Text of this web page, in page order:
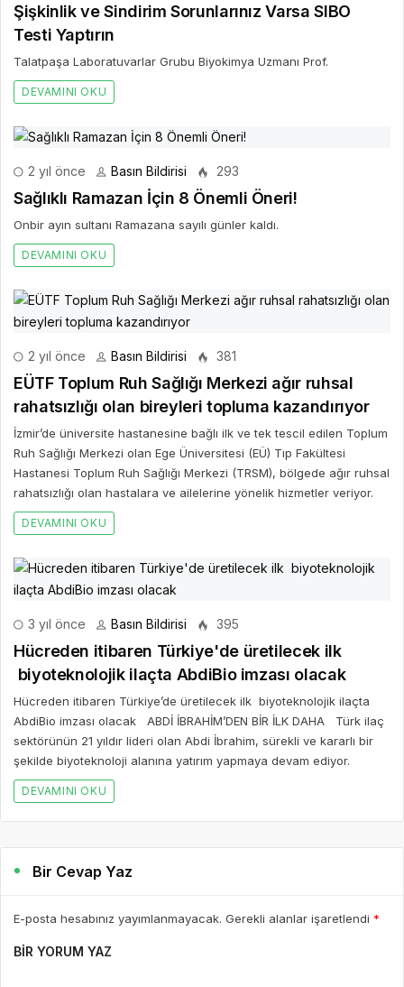
Şişkinlik ve Sindirim Sorunlarınız Varsa SIBO
Testi Yaptırın
Talatpaşa Laboratuvarlar Grubu Biyokimya Uzmanı Prof.
DEVAMINI OKU
2 yıl önce Basın Bildirisi 293
Sağlıklı Ramazan İçin 8 Önemli Öneri!
Onbir ayın sultanı Ramazana sayılı günler kaldı.
DEVAMINI OKU
2 yıl önce Basın Bildirisi 381
EÜTF Toplum Ruh Sağlığı Merkezi ağır ruhsal
rahatsızlığı olan bireyleri topluma kazandırıyor
İzmir’de üniversite hastanesine bağlı ilk ve tek tescil edilen Toplum
Ruh Sağlığı Merkezi olan Ege Üniversitesi (EÜ) Tıp Fakültesi
Hastanesi Toplum Ruh Sağlığı Merkezi (TRSM), bölgede ağır ruhsal
rahatsızlığı olan hastalara ve ailelerine yönelik hizmetler veriyor.
DEVAMINI OKU
3 yıl önce Basın Bildirisi 395
Hücreden itibaren Türkiye'de üretilecek ilk
biyoteknolojik ilaçta AbdiBio imzası olacak
Hücreden itibaren Türkiye’de üretilecek ilk biyoteknolojik ilaçta
AbdiBio imzası olacak ABDİ İBRAHİM’DEN BİR İLK DAHA Türk ilaç
sektörünün 21 yıldır lideri olan Abdi İbrahim, sürekli ve kararlı bir
şekilde biyoteknoloji alanına yatırım yapmaya devam ediyor.
DEVAMINI OKU
Bir Cevap Yaz
E-posta hesabınız yayımlanmayacak. Gerekli alanlar işaretlendi *
BIR YORUM YAZ